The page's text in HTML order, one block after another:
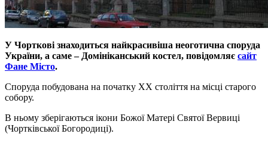
У Чорткові знаходиться найкрасивіша неоготична споруда
України, а саме – Домініканський костел, повідомляє сайт
Фане Місто.
Споруда побудована на початку ХХ століття на місці старого
собору.
В ньому зберігаються ікони Божої Матері Святої Вервиці
(Чортківської Богородиці).